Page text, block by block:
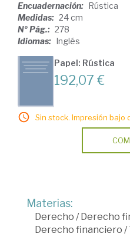
Encuadernación: Rústica
Medidas: 24 cm
Nº Pág.: 278
Idiomas: Inglés
Papel: Rústica
192,07 €
Sin stock. Impresión bajo
Materias:
Derecho /Derecho
Derecho financiero /